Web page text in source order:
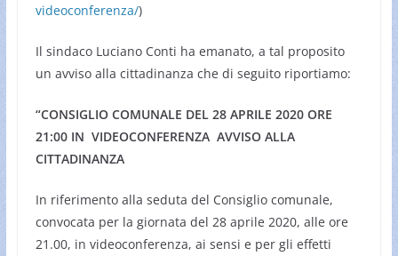
videoconferenza/)
Il sindaco Luciano Conti ha emanato, a tal proposito
un avviso alla cittadinanza che di seguito riportiamo:
“CONSIGLIO COMUNALE DEL 28 APRILE 2020 ORE
21:00 IN VIDEOCONFERENZA AVVISO ALLA
CITTADINANZA
In riferimento alla seduta del Consiglio comunale,
convocata per la giornata del 28 aprile 2020, alle ore
21.00, in videoconferenza, ai sensi e per gli effetti